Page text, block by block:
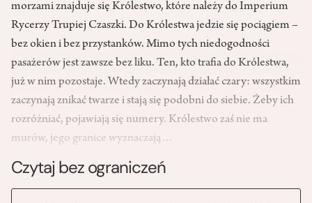
morzami znajduje się Królestwo, które należy do Imperium
Rycerzy Trupiej Czaszki. Do Królestwa jedzie się pociągiem –
bez okien i bez przystanków. Mimo tych niedogodności
pasażerów jest zawsze bez liku. Ten, kto trafia do Królestwa,
już w nim pozostaje. Wtedy zaczynają działać czary: wszystkim
zaczynają znikać twarze i stają się podobni do siebie. Żeby ich
rozróżniać, pojawiają się numery. Królestwo zaś nie ma
murów, jego granice wyznaczają…
Czytaj bez ograniczeń